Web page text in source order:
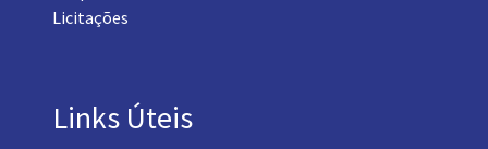
Licitações
Links Úteis